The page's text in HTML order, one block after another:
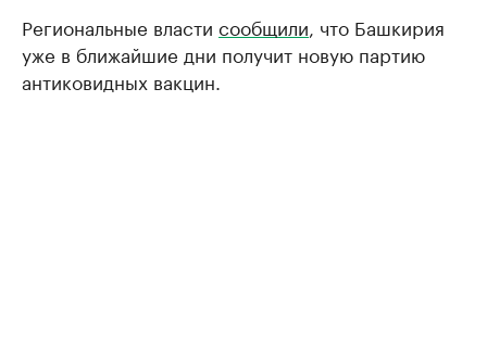
Региональные власти сообщили, что Башкирия
уже в ближайшие дни получит новую партию
антиковидных вакцин.